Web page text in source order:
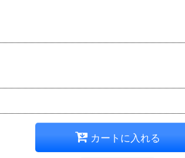
カートに入れる